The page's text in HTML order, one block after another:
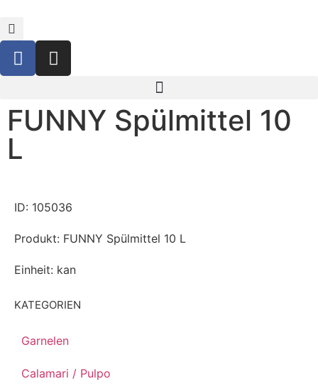
FUNNY Spülmittel 10
L
KATEGORIEN
Garnelen
Calamari / Pulpo
ID: 105036
Produkt: FUNNY Spülmittel 10 L
Einheit: kan